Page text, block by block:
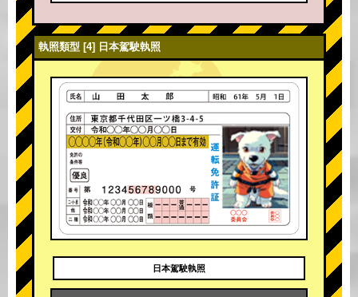
執照類型 [4] 日本駕駛執照
日本駕駛執照